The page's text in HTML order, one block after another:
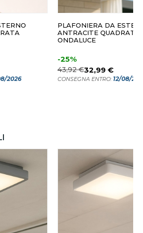
2026
PLAFONIERA DA
ANTRACITE QUADRATA
ONDALUCE
-25%
43,92 €32,99 €
CONSEGNA ENTRO: 12/08/